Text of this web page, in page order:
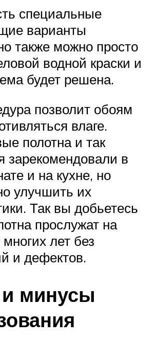
специальные
варианты
также можно просто
водной краски и
будет решена.
позволит обоям
влаге.
полотна и так
зарекомендовали в
и на кухне, но
улучшить их
Так вы добьетесь
прослужат на
лет без
и дефектов.
минусы